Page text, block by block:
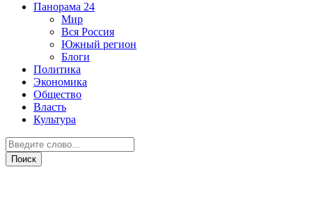
Панорама 24
Мир
Вся Россия
Южный регион
Блоги
Политика
Экономика
Общество
Власть
Культура